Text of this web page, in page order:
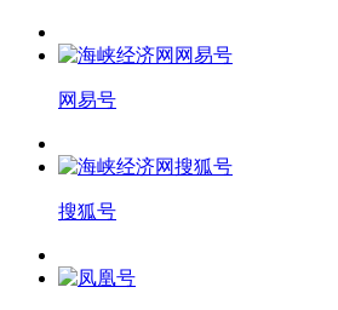
网易号
搜狐号